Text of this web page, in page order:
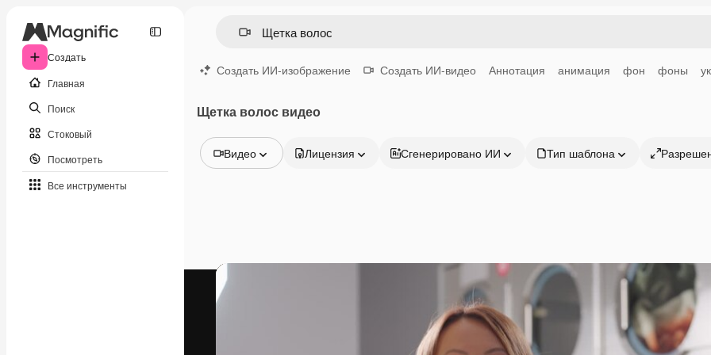
Создать
Главная
Поиск
Стоковый
Посмотреть
Все инструменты
Создать ИИ-изображение Создать ИИ-видео Аннотация анимация фон фоны
Щетка волос видео
Видео
Видео
Видеоролик
Моушн-дизайн
Лицензия Сгенерировано ИИ Тип шаблона
Продукция Начать